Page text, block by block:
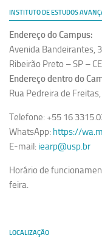
INSTITUTO DE ESTUDOS
Endereço do Campus:
Avenida Bandeirantes,
Ribeirão Preto – SP –
Endereço dentro do
Rua Pedreira de
Telefone: +55 16
WhatsApp: https://
E-mail: iearp@usp.br
Horário de
feira.
LOCALIZAÇÃO